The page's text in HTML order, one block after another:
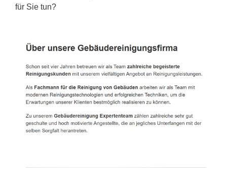
für Sie tun?